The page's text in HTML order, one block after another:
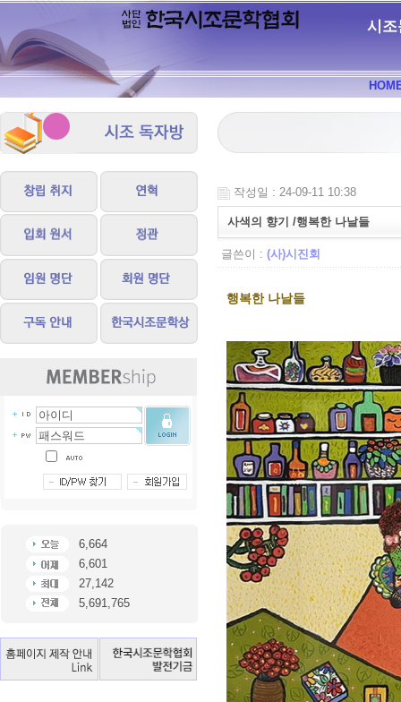
시조
6,664
6,601
27,142
5,691,765
작성일 : 24-09-11 10:38
사색의 향기 /행복한 나날들
글쓴이 : (사)시진회
행복한 나날들